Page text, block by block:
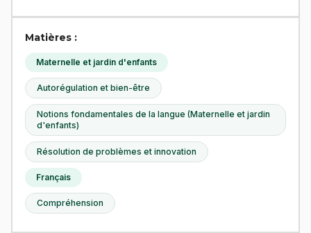
Matières :
Maternelle et jardin d'enfants
Autorégulation et bien-être
Notions fondamentales de la langue (Maternelle et jardin
d'enfants)
Résolution de problèmes et innovation
Français
Compréhension